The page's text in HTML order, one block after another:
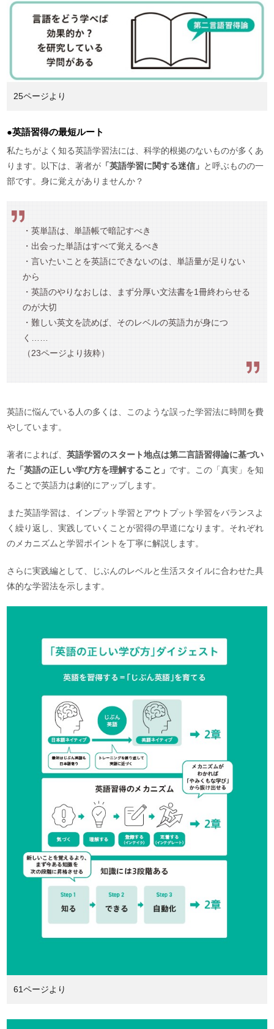
25ページより
●英語習得の最短ルート
私たちがよく知る英語学習法には、科学的根拠のないものが多くあ
ります。以下は、著者が 「英語学習に関する迷信」 と呼ぶものの一
部です。身に覚えがありませんか？
・英単語は、単語帳で暗記すべき
・出会った単語はすべて覚えるべき
・言いたいことを英語にできないのは、単語量が足りない
から
・英語のやりなおしは、まず分厚い文法書を1冊終わらせる
のが大切
・難しい英文を読めば、そのレベルの英語力が身につ
く……
（23ページより抜粋）
英語に悩んでいる人の多くは、このような誤った学習法に時間を費
やしています。
著者によれば、英語学習のスタート地点は第二言語習得論に基づい
た「英語の正しい学び方を理解すること」 です。この「真実」を知
ることで英語力は劇的にアップします。
また英語学習は、インプット学習とアウトプット学習をバランスよ
く繰り返し、実践していくことが習得の早道になります。それぞれ
のメカニズムと学習ポイントを丁寧に解説します。
さらに実践編として、じぶんのレベルと生活スタイルに合わせた具
体的な学習法を示します。
61ページより